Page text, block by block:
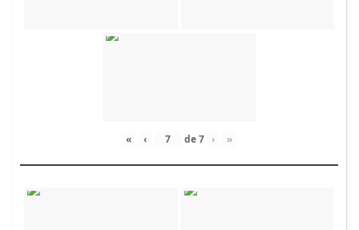
« ‹ de7 › »